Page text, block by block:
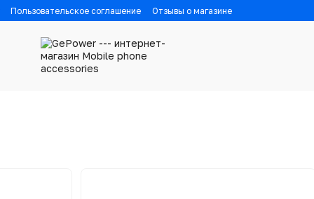
Пользовательское соглашение Отзывы о магазине